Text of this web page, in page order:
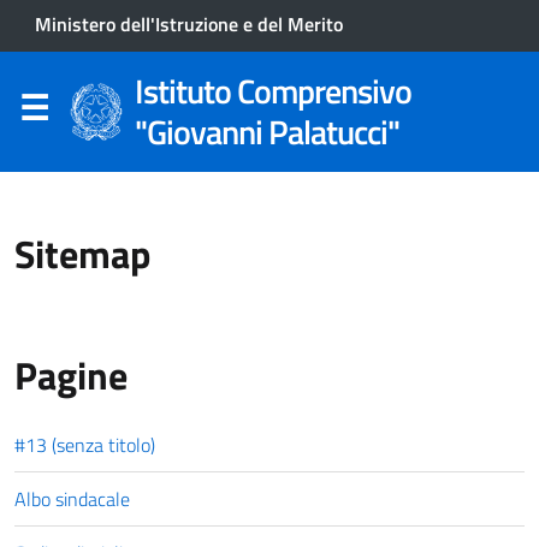
Ministero dell'Istruzione e del Merito
Istituto Comprensivo
"Giovanni Palatucci"
Sitemap
Pagine
#13 (senza titolo)
Albo sindacale